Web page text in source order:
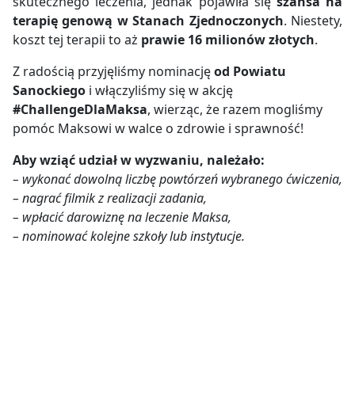
terapię genową w Stanach Zjednoczonych. Niestety,
koszt tej terapii to aż prawie 16 milionów złotych.
Z radością przyjęliśmy nominacjęod Powiatu
Sanockiego i włączyliśmy się w akcję
#ChallengeDlaMaksa, wierząc, że razem mogliśmy
pomóc Maksowi w walce o zdrowie i sprawność!
Aby wziąć udział w wyzwaniu, należało:
– wykonać dowolną liczbę powtórzeń wybranego ćwiczenia,
– nagrać filmik z realizacji zadania,
– wpłacić darowiznę na leczenie Maksa,
– nominować kolejne szkoły lub instytucje.